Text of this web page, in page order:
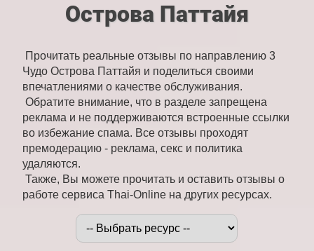
Острова Паттайя
Прочитать реальные отзывы по направлению 3
Чудо Острова Паттайя и поделиться своими
впечатлениями о качестве обслуживания.
Обратите внимание, что в разделе запрещена
реклама и не поддерживаются встроенные ссылки
во избежание спама. Все отзывы проходят
премодерацию - реклама, секс и политика
удаляются.
Также, Вы можете прочитать и оставить отзывы о
работе сервиса Thai-Online на других ресурсах.